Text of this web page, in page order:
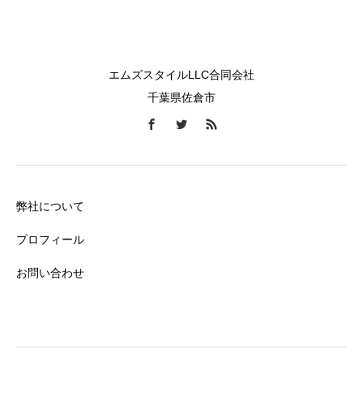
エムズスタイルLLC合同会社
千葉県佐倉市
弊社について
プロフィール
お問い合わせ